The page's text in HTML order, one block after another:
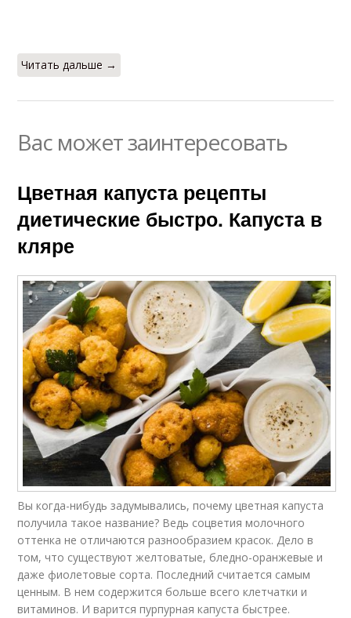
Читать дальше →
Вас может заинтересовать
Цветная капуста рецепты
диетические быстро. Капуста в
кляре
Вы когда-нибудь задумывались, почему цветная капуста
получила такое название? Ведь соцветия молочного
оттенка не отличаются разнообразием красок. Дело в
том, что существуют желтоватые, бледно-оранжевые и
даже фиолетовые сорта. Последний считается самым
ценным. В нем содержится больше всего клетчатки и
витаминов. И варится пурпурная капуста быстрее.